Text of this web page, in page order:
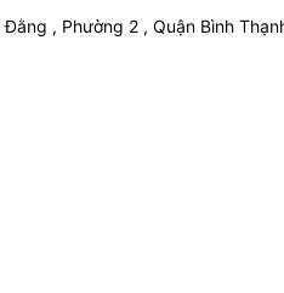
, Phường 2 , Quận Bình